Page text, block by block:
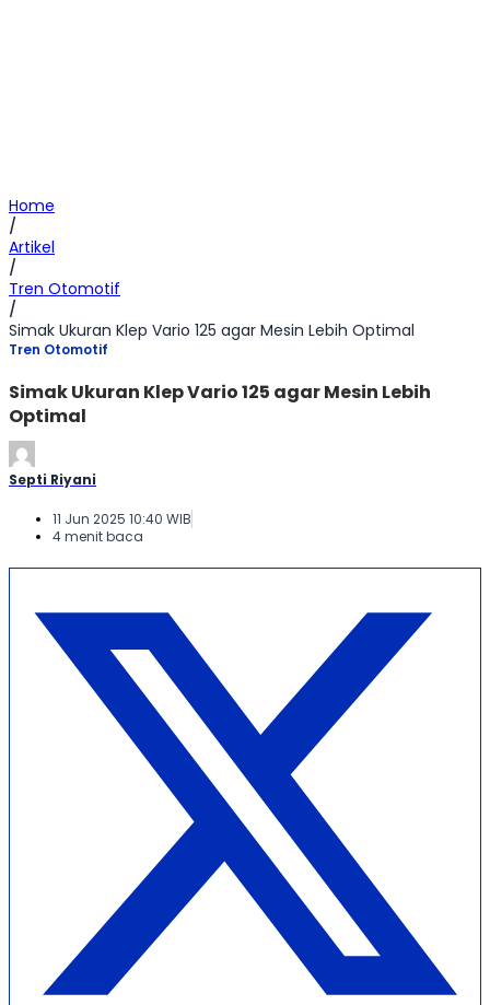
Home
/
Artikel
/
Tren Otomotif
/
Simak Ukuran Klep Vario 125 agar Mesin Lebih Optimal
Tren Otomotif
Simak Ukuran Klep Vario 125 agar Mesin Lebih
Optimal
Septi Riyani
11 Jun 2025 10:40 WIB
4 menit baca